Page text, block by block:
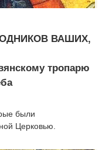
ВАШИХ,
тропарю
были
Церковью.